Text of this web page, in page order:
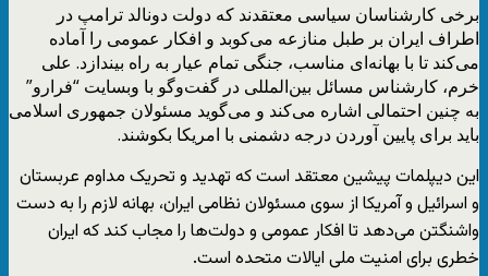
برخی کارشناسان سیاسی معتقدند که دولت دونالد ترامپ در
اطراف ایران بر طبل منازعه می‌‌کوبد و افکار عمومی را آماده
می‌کند تا با بهانه‌ای مناسب، جنگی تمام عیار به راه بیندازد. علی
خرم، کارشناس مسائل بین‌المللی در گفت‌وگو با وبسایت “فرارو”
به چنین احتمالی اشاره می‌کند و می‌گوید مسئولان جمهوری اسلامی
باید برای پایین آوردن درجه دشمنی با امریکا بکوشند.
این دیپلمات پیشین معتقد است که تهدید و تحریک مداوم عربستان
و اسرائیل و آمریکا از سوی مسئولان نظامی ایران، بهانه لازم را به دست
واشنگتن می‌دهد تا افکار عمومی و دولت‌ها را مجاب کند که ایران
خطری برای امنیت ملی ایالات متحده است.